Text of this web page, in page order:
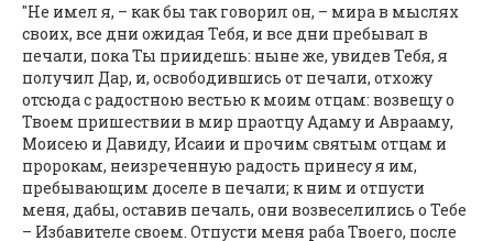
"Не имел я, – как бы так говорил он, – мира в мыслях
своих, все дни ожидая Тебя, и все дни пребывал в
печали, пока Ты приидешь: ныне же, увидев Тебя, я
получил Дар, и, освободившись от печали, отхожу
отсюда с радостною вестью к моим отцам: возвещу о
Твоем пришествии в мир праотцу Адаму и Аврааму,
Моисею и Давиду, Исаии и прочим святым отцам и
пророкам, неизреченную радость принесу я им,
пребывающим доселе в печали; к ним и отпусти
меня, дабы, оставив печаль, они возвеселились о Тебе
– Избавителе своем. Отпусти меня раба Твоего, после